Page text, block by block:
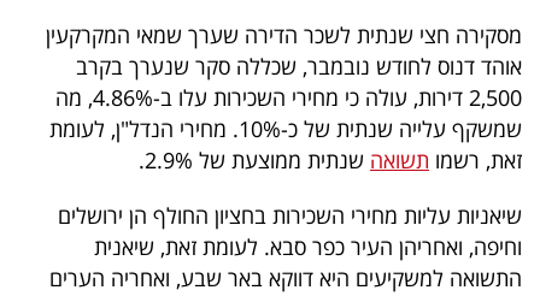
המילון
הכלכלי
פודקאסט
UNDER
40
מסקירה חצי שנתית לשכר הדירה שערך שמאי המקרקעין
אוהד דנוס לחודש נובמבר, שכללה סקר שנערך בקרב
2,500 דירות, עולה כי מחירי השכירות עלו ב-4.86%, מה
שמשקף עלייה שנתית של כ-10%. מחירי הנדל"ן, לעומת
זאת, רשמו תשואה שנתית ממוצעת של 2.9%.
שיאניות עליות מחירי השכירות בחציון החולף הן ירושלים
וחיפה, ואחריהן העיר כפר סבא. לעומת זאת, שיאנית
התשואה למשקיעים היא דווקא באר שבע, ואחריה הערים